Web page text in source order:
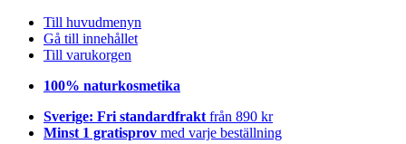
Till huvudmenyn
Gå till innehållet
Till varukorgen
100% naturkosmetika
Sverige: Fri standardfrakt från 890 kr
Minst 1 gratisprov med varje beställning